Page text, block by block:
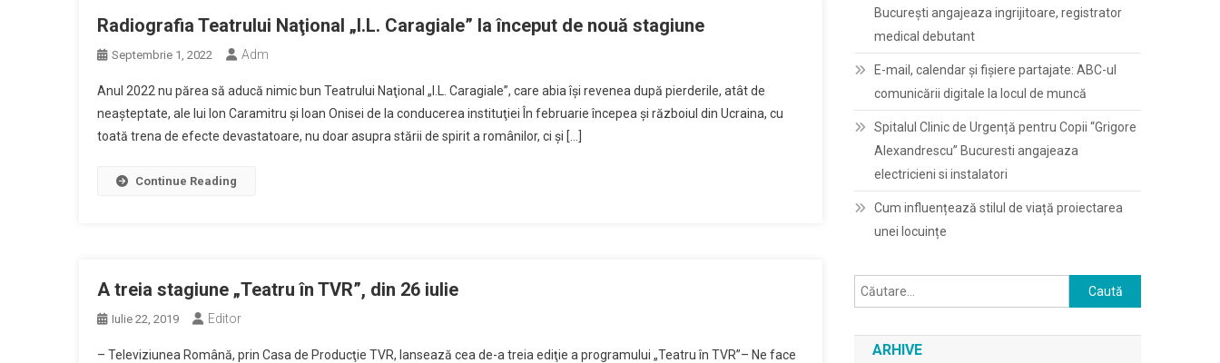
Radiografia Teatrului Naţional „I.L. Caragiale” la început de nouă stagiune
Septembrie 1, 2022 Adm
Anul 2022 nu părea să aducă nimic bun Teatrului Naţional „I.L. Caragiale”, care abia îşi revenea după pierderile, atât de
neaşteptate, ale lui Ion Caramitru şi Ioan Onisei de la conducerea instituţiei În februarie începea şi războiul din Ucraina, cu
toată trena de efecte devastatoare, nu doar asupra stării de spirit a românilor, ci şi […]
Continue Reading
A treia stagiune „Teatru în TVR”, din 26 iulie
Iulie 22, 2019 Editor
– Televiziunea Română, prin Casa de Producţie TVR, lansează cea de-a treia ediţie a programului „Teatru în TVR”– Ne face
București angajeaza ingrijitoare, registrator
medical debutant
E-mail, calendar şi fişiere partajate: ABC-ul
comunicării digitale la locul de muncă
Spitalul Clinic de Urgență pentru Copii “Grigore
Alexandrescu” Bucuresti angajeaza
electricieni si instalatori
Cum influențează stilul de viață proiectarea
unei locuințe
Caută
după:
ARHIVE